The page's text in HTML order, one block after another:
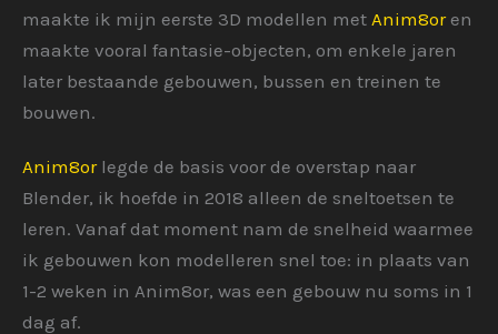
maakte ik mijn eerste 3D modellen met Anim8oren
maakte vooral fantasie-objecten, om enkele jaren
later bestaande gebouwen, bussen en treinen te
bouwen.
Anim8orlegde de basis voor de overstap naar
Blender, ik hoefde in 2018 alleen de sneltoetsen te
leren. Vanaf dat moment nam de snelheid waarmee
ik gebouwen kon modelleren snel toe: in plaats van
1-2 weken in Anim8or, was een gebouw nu soms in 1
dag af.